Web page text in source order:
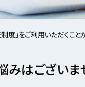
度」をご利用いただくこと
みはございま